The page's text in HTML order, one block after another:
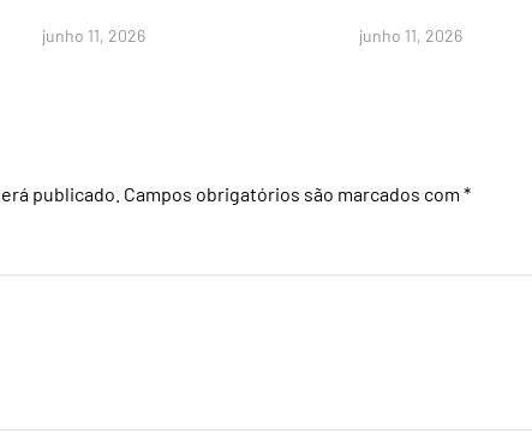
junho 11, 2026 junho 11, 2026
publicado. Campos obrigatórios são marcados com *